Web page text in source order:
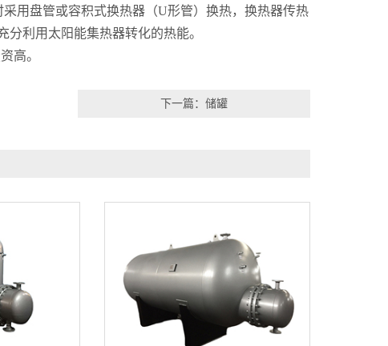
用盘管或容积式换热器（U形管）换热，换热器传热
利用太阳能集热器转化的热能。
高。
下一篇：储罐